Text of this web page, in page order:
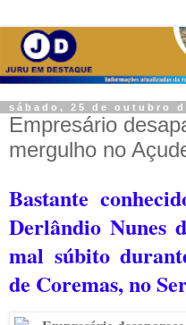
sábado, 25 de outubro
Empresário
mergulho no
Bastante
Derlândio Nunes
mal súbito
de Coremas, no